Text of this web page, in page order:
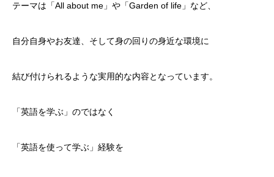
テーマは「All about me」や「Garden of life」など、
自分自身やお友達、そして身の回りの身近な環境に
結び付けられるような実用的な内容となっています。
「英語を学ぶ」のではなく
「英語を使って学ぶ」経験を